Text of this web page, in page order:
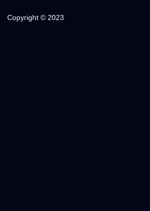
Copyright © 2023